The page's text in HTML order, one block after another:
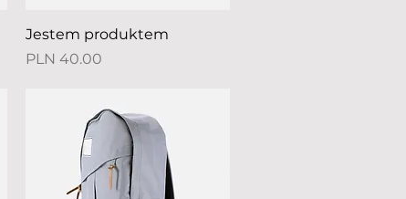
Quick View
Jestem produktem
Price
PLN 40.00